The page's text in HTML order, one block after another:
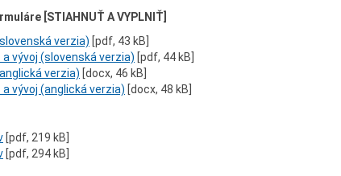
[STIAHNUŤ A VYPLNIŤ]
verzia) [pdf, 43 kB]
vývoj (slovenská verzia) [pdf, 44 kB]
verzia) [docx, 46 kB]
vývoj (anglická verzia) [docx, 48 kB]
[pdf, 219 kB]
[pdf, 294 kB]